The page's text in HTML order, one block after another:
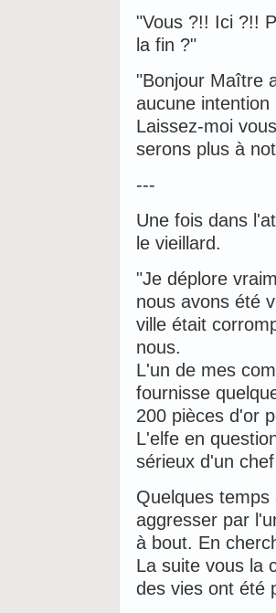
"Vous ?!! Ici ?!!
la fin ?"
"Bonjour Maître
aucune
Laissez-moi
serons plus à
---
Une fois dans
le vieillard.
"Je déplore
nous avons été
ville était
nous.
L'un de mes
fournisse
200 pièces d'or
L'elfe en
sérieux d'un
Quelques
aggresser par
à bout. En
La suite vous la
des vies ont été